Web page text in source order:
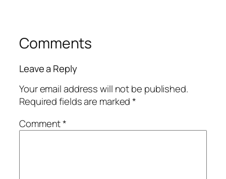
Comments
Leave a Reply
Your email address will not be published.
Required fields are marked*
Comment*